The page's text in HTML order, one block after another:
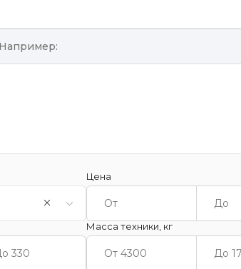
Цена
Масса техники, кг